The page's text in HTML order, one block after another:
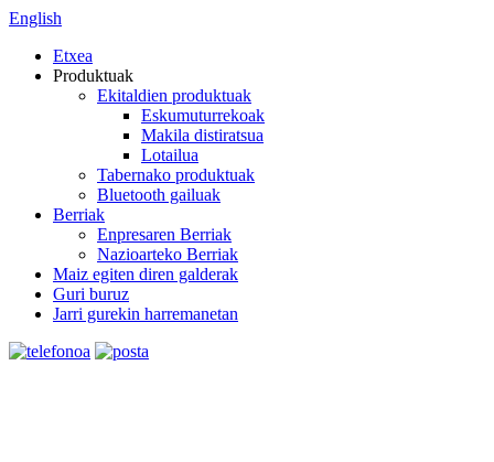
English
Etxea
Produktuak
Ekitaldien produktuak
Eskumuturrekoak
Makila distiratsua
Lotailua
Tabernako produktuak
Bluetooth gailuak
Berriak
Enpresaren Berriak
Nazioarteko Berriak
Maiz egiten diren galderak
Guri buruz
Jarri gurekin harremanetan